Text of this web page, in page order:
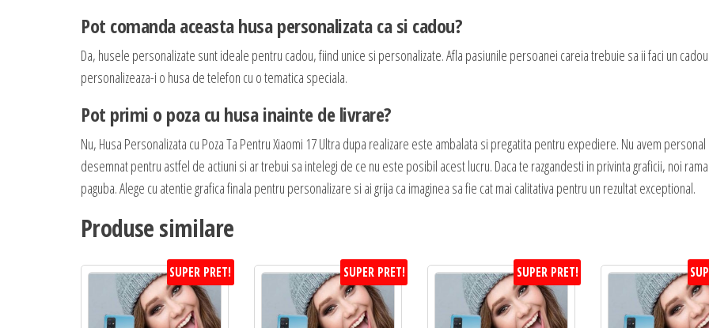
Pot comanda aceasta husa personalizata ca si cadou?
Da, husele personalizate sunt ideale pentru cadou, fiind unice si personalizate. Afla pasiunile persoanei careia trebuie sa ii faci un
personalizeaza-i o husa de telefon cu o tematica speciala.
Pot primi o poza cu husa inainte de livrare?
Nu, Husa Personalizata cu Poza Ta Pentru Xiaomi 17 Ultra dupa realizare este ambalata si pregatita pentru expediere. Nu avem personal
desemnat pentru astfel de actiuni si ar trebui sa intelegi de ce nu este posibil acest lucru. Daca te razgandesti in privinta graficii, noi
paguba. Alege cu atentie grafica finala pentru personalizare si ai grija ca imaginea sa fie cat mai calitativa pentru un rezultat exceptional.
Produse similare
SUPER PRET! SUPER PRET! SUPER PRET!